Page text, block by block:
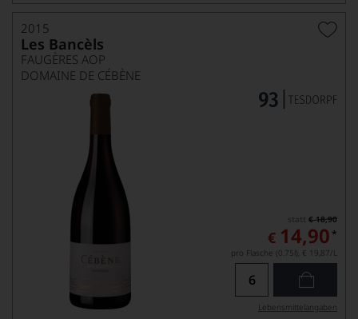
2015
Les Bancèls
FAUGÈRES AOP
DOMAINE DE CÉBÈNE
€ 18,90
€ 14,90 *
pro Flasche (0.75l), € 19,87/L
Lebensmittel­angaben